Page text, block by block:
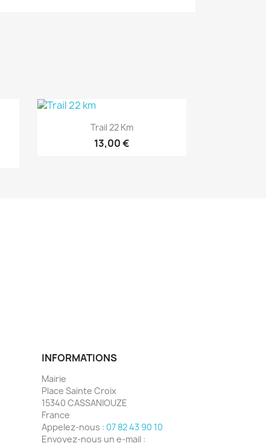
Aperçu rapide
Trail 22 Km
13,00 €
INFORMATIONS
Mairie
Place Sainte Croix
15340 CASSANIOUZE
France
Appelez-nous : 07 82 43 90 10
Envoyez-nous un e-mail :